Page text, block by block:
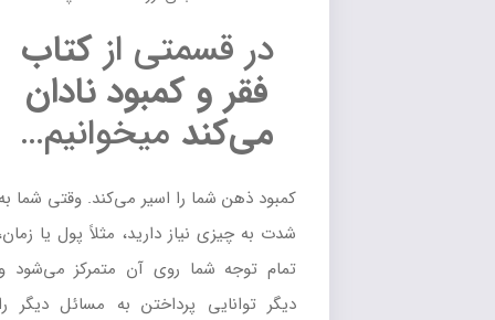
در قسمتی ازکتاب
فقر و کمبود نادان
می‌کندمیخوانیم…
کمبود ذهن شما را اسیر می‌کند. وقتی شما به
شدت به چیزی نیاز دارید، مثلاً پول یا زمان،
تمام توجه شما روی آن متمرکز می‌شود و
دیگر توانایی پرداختن به مسائل دیگر را